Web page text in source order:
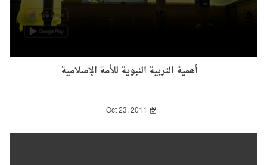
أهمية التربية النبوية للأمة الإسلامية
Oct 23, 2011